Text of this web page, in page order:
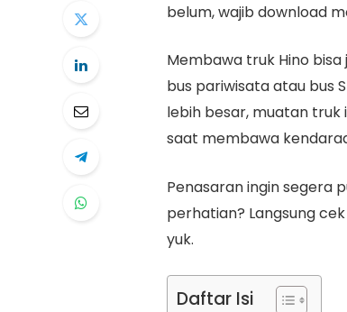
belum, wajib download
Membawa truk Hino
bus pariwisata atau bus
lebih besar, muatan truk
saat membawa
Penasaran ingin segera
perhatian? Langsung
yuk.
Daftar Isi